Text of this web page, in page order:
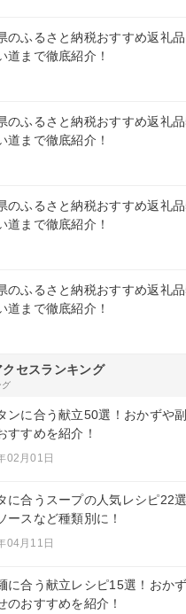
のふるさと納税おすすめ返礼
道まで徹底紹介！
のふるさと納税おすすめ返礼
道まで徹底紹介！
のふるさと納税おすすめ返礼
道まで徹底紹介！
のふるさと納税おすすめ返礼
道まで徹底紹介！
セスランキング
グ
ンに合う献立50選！おかずや
すすめを紹介！
02月01日
に合うスープの人気レシピ22
ースなど種類別に！
04月11日
に合う献立レシピ15選！おか
のおすすめを紹介！